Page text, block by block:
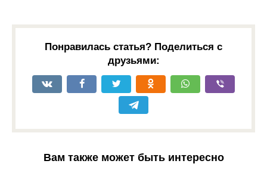
Понравилась статья? Поделиться с
друзьями:
Вам также может быть интересно